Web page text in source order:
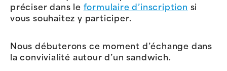
préciser dans le formulaire d’inscription si
vous souhaitez y participer.
Nous débuterons ce moment d’échange dans
la convivialité autour d’un sandwich.